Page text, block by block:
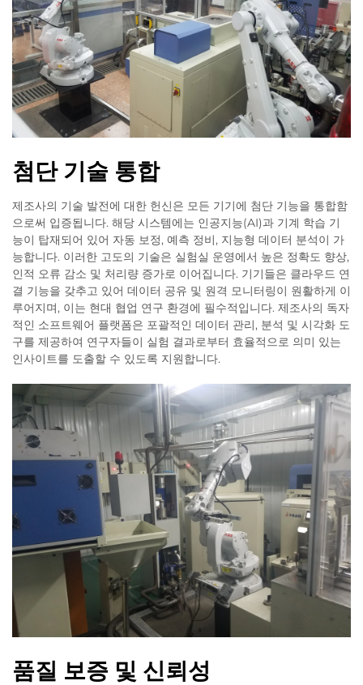
첨단 기술 통합
제조사의 기술 발전에 대한 헌신은 모든 기기에 첨단 기능을 통합함
으로써 입증됩니다. 해당 시스템에는 인공지능(AI)과 기계 학습 기
능이 탑재되어 있어 자동 보정, 예측 정비, 지능형 데이터 분석이 가
능합니다. 이러한 고도의 기술은 실험실 운영에서 높은 정확도 향상,
인적 오류 감소 및 처리량 증가로 이어집니다. 기기들은 클라우드 연
결 기능을 갖추고 있어 데이터 공유 및 원격 모니터링이 원활하게 이
루어지며, 이는 현대 협업 연구 환경에 필수적입니다. 제조사의 독자
적인 소프트웨어 플랫폼은 포괄적인 데이터 관리, 분석 및 시각화 도
구를 제공하여 연구자들이 실험 결과로부터 효율적으로 의미 있는
인사이트를 도출할 수 있도록 지원합니다.
품질 보증 및 신뢰성